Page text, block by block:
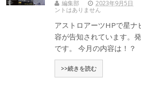
編集部 2023年9月5日
ントはありません
アストロアーツHPで星
容が告知されています。
です。 今月の内容は！？
>>続きを読む